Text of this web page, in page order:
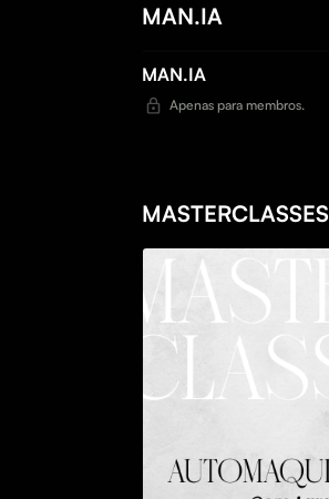
MAN.IA
MAN.IA
Apenas para membros.
MASTERCLASSES